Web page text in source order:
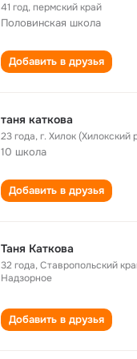
41 год,пермский край
Половинская школа
Добавить в друзья
таня каткова
23 года,г. Хилок (Хилокский
10 школа
Добавить в друзья
Таня Каткова
32 года,Ставропольский
Надзорное
Добавить в друзья